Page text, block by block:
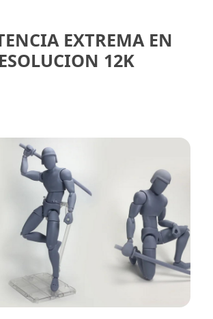
EXTREMA EN
12K